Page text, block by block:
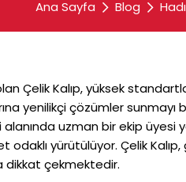
Ana Sayfa Blog
Çelik Kalıp, yüksek
yenilikçi çözümler sunmayı
uzman bir ekip üyesi
yürütülüyor. Çelik Kalıp,
dikkat çekmektedir.